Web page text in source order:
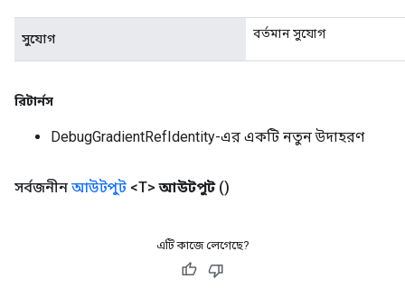
সুযোগ বর্তমান সুযোগ
রিটার্নস
DebugGradientRefIdentity-এর একটি নতুন উদাহরণ
সর্বজনীন আউটপুট <T> আউটপুট ()
এটি কাজে লেগেছে?